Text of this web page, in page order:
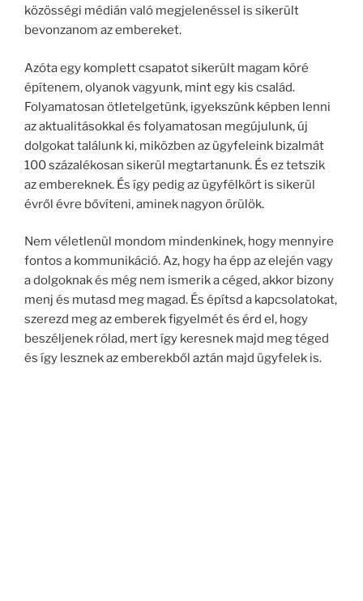
közösségi médián való megjelenéssel is sikerült
bevonzanom az embereket.
Azóta egy komplett csapatot sikerült magam köré
építenem, olyanok vagyunk, mint egy kis család.
Folyamatosan ötletelgetünk, igyekszünk képben lenni
az aktualitásokkal és folyamatosan megújulunk, új
dolgokat találunk ki, miközben az ügyfeleink bizalmát
100 százalékosan sikerül megtartanunk. És ez tetszik
az embereknek. És így pedig az ügyfélkört is sikerül
évről évre bővíteni, aminek nagyon örülök.
Nem véletlenül mondom mindenkinek, hogy mennyire
fontos a kommunikáció. Az, hogy ha épp az elején vagy
a dolgoknak és még nem ismerik a céged, akkor bizony
menj és mutasd meg magad. És építsd a kapcsolatokat,
szerezd meg az emberek figyelmét és érd el, hogy
beszéljenek rólad, mert így keresnek majd meg téged
és így lesznek az emberekből aztán majd ügyfelek is.